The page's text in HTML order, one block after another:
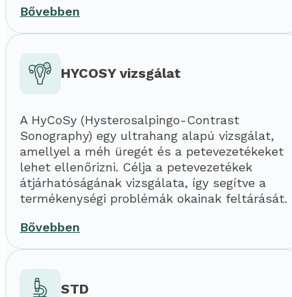
Bővebben
HYCOSY vizsgálat
A HyCoSy (Hysterosalpingo-Contrast
Sonography) egy ultrahang alapú vizsgálat,
amellyel a méh üregét és a petevezetékeket
lehet ellenőrizni. Célja a petevezetékek
átjárhatóságának vizsgálata, így segítve a
termékenységi problémák okainak feltárását.
Bővebben
STD